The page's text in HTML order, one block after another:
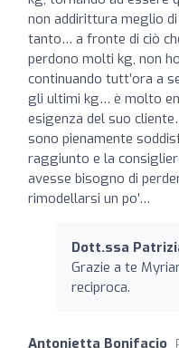
non addirittura meglio
tanto… a fronte di ciò
perdono molti kg, non
continuando tutt’ora a
gli ultimi kg… è molto
esigenza del suo
sono pienamente
raggiunto e la
avesse bisogno di
rimodellarsi un po’…
Dott.ssa
Grazie a te
reciproca.
Antonietta Bonifacio